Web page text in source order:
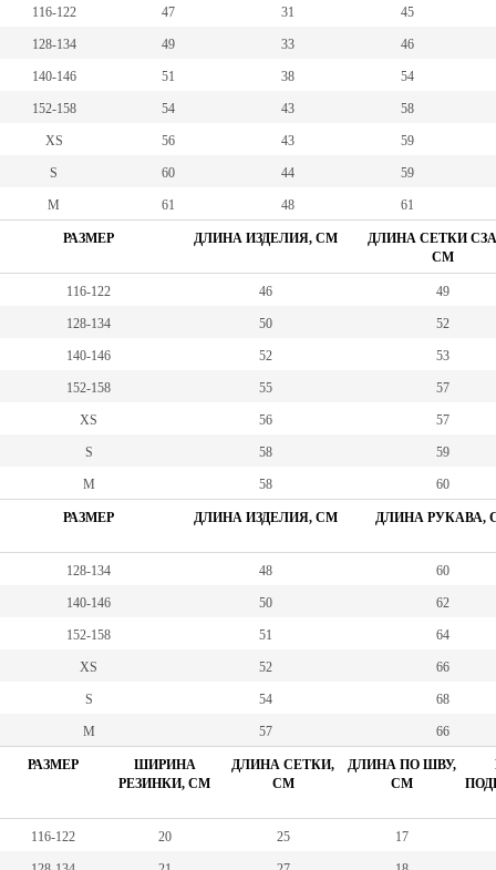
116-122 47 31 45
128-134 49 33 46
140-146 51 38 54
152-158 54 43 58
XS 56 43 59
S 60 44 59
M 61 48 61
РАЗМЕР ДЛИНА ИЗДЕЛИЯ, СМ
ДЛИНА СЕТКИ
СМ
116-122 46 49
128-134 50 52
140-146 52 53
152-158 55 57
XS 56 57
S 58 59
М 58 60
РАЗМЕР ДЛИНА ИЗДЕЛИЯ, СМ ДЛИНА РУКАВА,
128-134 48 60
140-146 50 62
152-158 51 64
XS 52 66
S 54 68
M 57 66
РАЗМЕР
ШИРИНА
РЕЗИНКИ, СМ
ДЛИНА СЕТКИ,
СМ
ДЛИНА ПО ШВУ,
СМ
116-122 20 25 17